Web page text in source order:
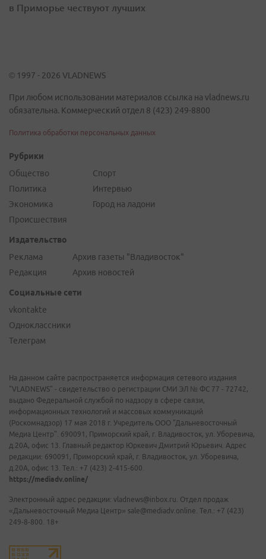
в Приморье чествуют лучших
© 1997 - 2026 VLADNEWS
При любом использовании материалов ссылка на vladnews.ru
обязательна. Коммерческий отдел 8 (423) 249-8800
Политика обработки персональных данных
Рубрики
Общество
Политика
Экономика
Происшествия
Спорт
Интервью
Город на ладони
Издательство
Реклама
Редакция
Архив газеты "Владивосток"
Архив новостей
Социальные сети
vkontakte
Одноклассники
Телеграм
На данном сайте распространяется информация сетевого издания
"VLADNEWS" - свидетельство о регистрации СМИ ЭЛ № ФС 77 - 72742,
выдано Федеральной службой по надзору в сфере связи,
информационных технологий и массовых коммуникаций
(Роскомнадзор) 17 мая 2018 г. Учредитель ООО "Дальневосточный
Медиа Центр". 690091, Приморский край, г. Владивосток, ул. Уборевича,
д.20А, офис 13. Главный редактор Юркевич Дмитрий Юрьевич. Адрес
редакции: 690091, Приморский край, г. Владивосток, ул. Уборевича,
д.20А, офис 13. Тел.: +7 (423) 2-415-600.
https://mediadv.online/
Электронный адрес редакции: vladnews@inbox.ru. Отдел продаж
«Дальневосточный Медиа Центр» sale@mediadv.online. Тел.: +7 (423)
249-8-800. 18+